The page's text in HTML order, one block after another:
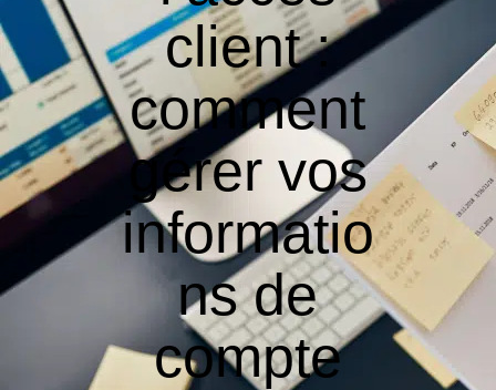
client :
comment
gérer vos
informatio
ns de
compte